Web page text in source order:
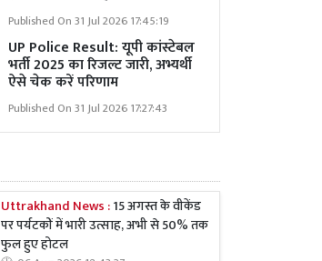
Published On 31 Jul 2026 17:45:19
UP Police Result: यूपी कांस्टेबल
भर्ती 2025 का रिजल्ट जारी, अभ्यर्थी
ऐसे चेक करें परिणाम
Published On 31 Jul 2026 17:27:43
Uttrakhand News :15 अगस्त के वीकेंड
पर पर्यटकों में भारी उत्साह, अभी से 50% तक
फुल हुए होटल